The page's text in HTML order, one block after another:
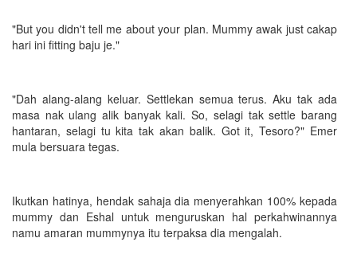
"But you didn't tell me about your plan. Mummy awak just cakap
hari ini fitting baju je."
"Dah alang-alang keluar. Settlekan semua terus. Aku tak ada
masa nak ulang alik banyak kali. So, selagi tak settle barang
hantaran, selagi tu kita tak akan balik. Got it, Tesoro?" Emer
mula bersuara tegas.
Ikutkan hatinya, hendak sahaja dia menyerahkan 100% kepada
mummy dan Eshal untuk menguruskan hal perkahwinannya
namu amaran mummynya itu terpaksa dia mengalah.